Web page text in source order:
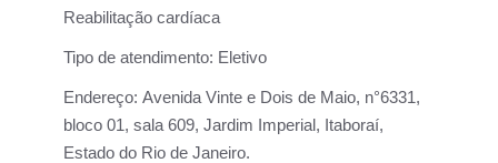
Reabilitação cardíaca
Tipo de atendimento: Eletivo
Endereço: Avenida Vinte e Dois de Maio, n°6331,
bloco 01, sala 609, Jardim Imperial, Itaboraí,
Estado do Rio de Janeiro.